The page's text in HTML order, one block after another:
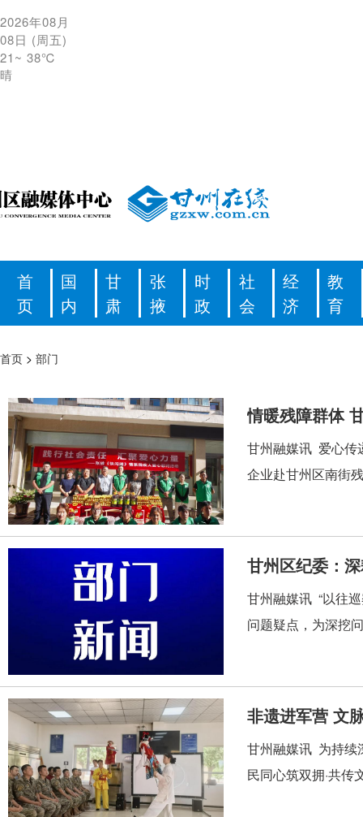
2026年08月
08日 (周五)
21~ 38℃
晴
首
页
国
内
甘
肃
张
掖
时
政
社
会
经
济
教
育
首页 > 部门
情暖残障群体
甘州融媒讯 爱心传
企业赴甘州区南街
甘州区纪委：
甘州融媒讯 “以往
问题疑点，为深挖
非遗进军营 文
甘州融媒讯 为持续
民同心筑双拥·共